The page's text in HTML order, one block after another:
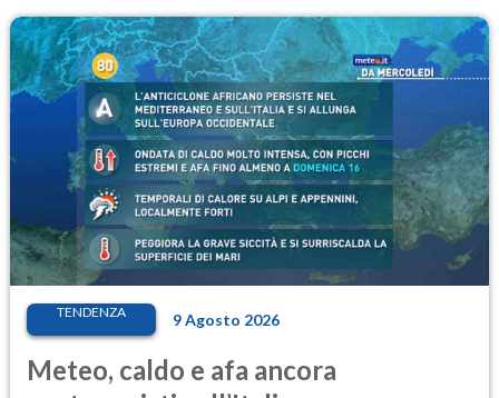
TENDENZA 9 Agosto 2026
Meteo, caldo e afa ancora